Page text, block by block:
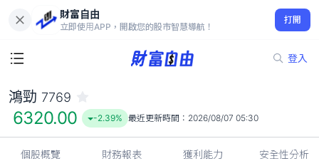
財富自由
立即使用APP，開啟您的股市智慧導航！
打開
登入
6320.00
-2.39%
鴻勁 7769
6320.00 -2.39% 最近更新時間： 2026/08/07 05:30
個股概覽 財務報表 獲利能力 安全性分析